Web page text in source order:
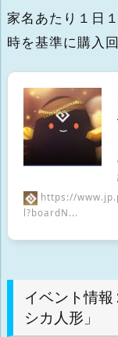
家名あたり１日
時を基準に購入
https://
l?boardN...
イベント情
シカ人形」